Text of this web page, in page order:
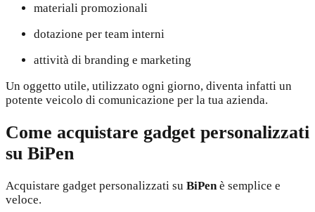
materiali promozionali
dotazione per team interni
attività di branding e marketing
Un oggetto utile, utilizzato ogni giorno, diventa infatti un
potente veicolo di comunicazione per la tua azienda.
Come acquistare gadget personalizzati
su BiPen
Acquistare gadget personalizzati su BiPenè semplice e
veloce.